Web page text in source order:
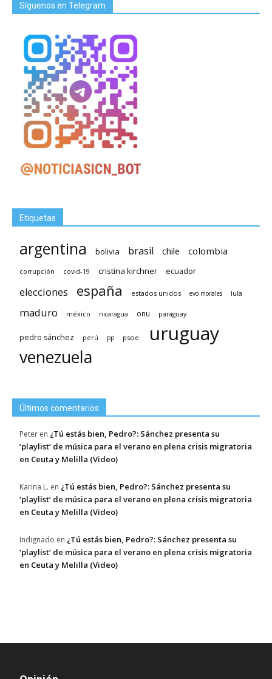
Síguenos en Telegram
Etiquetas
argentina bolivia brasil chile colombia
corrupción covid-19 cristina kirchner ecuador
elecciones españa estados unidos evo morales lula
maduro méxico nicaragua onu paraguay
pedro sánchez perú pp psoe. uruguay
venezuela
Últimos comentarios
Peter en ¿Tú estás bien, Pedro?: Sánchez presenta su
‘playlist’ de música para el verano en plena crisis migratoria
en Ceuta y Melilla (Video)
Karina L. en ¿Tú estás bien, Pedro?: Sánchez presenta su
‘playlist’ de música para el verano en plena crisis migratoria
en Ceuta y Melilla (Video)
Indignado en ¿Tú estás bien, Pedro?: Sánchez presenta su
‘playlist’ de música para el verano en plena crisis migratoria
en Ceuta y Melilla (Video)